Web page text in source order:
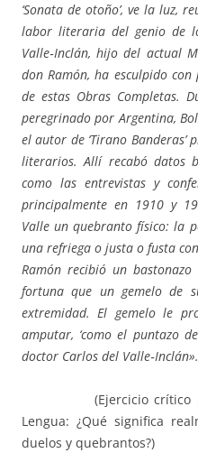
‘Sonata de otoño’, ve la luz,
labor literaria del genio de
Valle‑Inclán, hijo del actual
don Ramón, ha esculpido
de estas Obras Completas.
peregrinado por Argentina,
el autor de ‘Tirano
literarios. Allí recabó datos
como las entrevistas y
principalmente en 1910 y
Valle un quebranto físico: la
una refriega o justa o fusta
Ramón recibió un
fortuna que un gemelo de
extremidad. El gemelo le
amputar, ‘como el puntazo
doctor Carlos del Valle‑Inclán».
(Ejercicio crítico para
Lengua: ¿Qué significa
duelos y quebrantos?)